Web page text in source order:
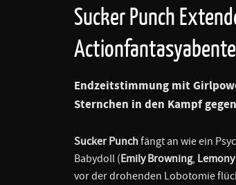
Sucker Punch
Endzeitstimmung mit
Sternchen in den Kampf
Sucker Punchfängt an wie ein
Babydoll (Emily Browning,
vor der drohenden Lobotomie